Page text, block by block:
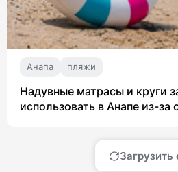
Анапа пляжи
Надувные матрасы и круги
использовать в Анапе из-за